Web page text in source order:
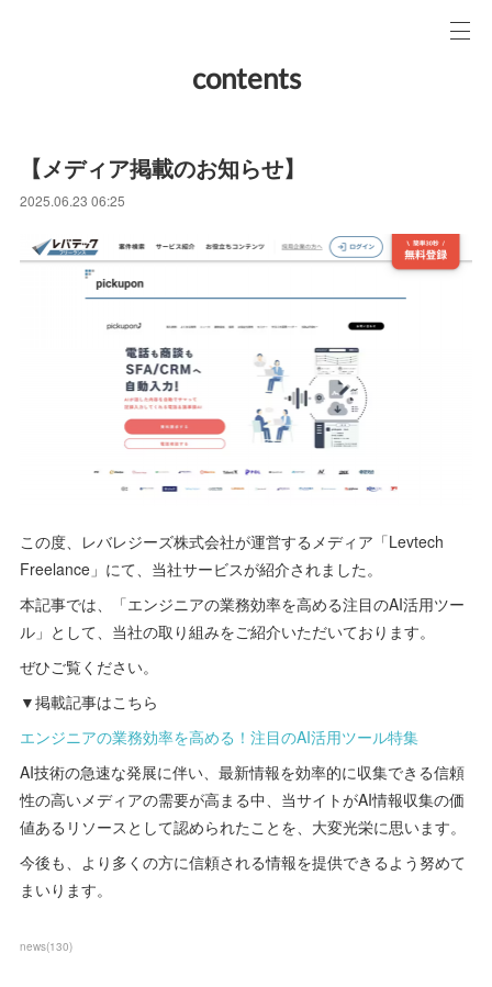
contents
【メディア掲載のお知らせ】
2025.06.23 06:25
この度、レバレジーズ株式会社が運営するメディア「Levtech
Freelance」にて、当社サービスが紹介されました。
本記事では、「エンジニアの業務効率を高める注目のAI活用ツー
ル」として、当社の取り組みをご紹介いただいております。
ぜひご覧ください。
▼掲載記事はこちら
エンジニアの業務効率を高める！注目のAI活用ツール特集
AI技術の急速な発展に伴い、最新情報を効率的に収集できる信頼
性の高いメディアの需要が高まる中、当サイトがAI情報収集の価
値あるリソースとして認められたことを、大変光栄に思います。
今後も、より多くの方に信頼される情報を提供できるよう努めて
まいります。
news(130)